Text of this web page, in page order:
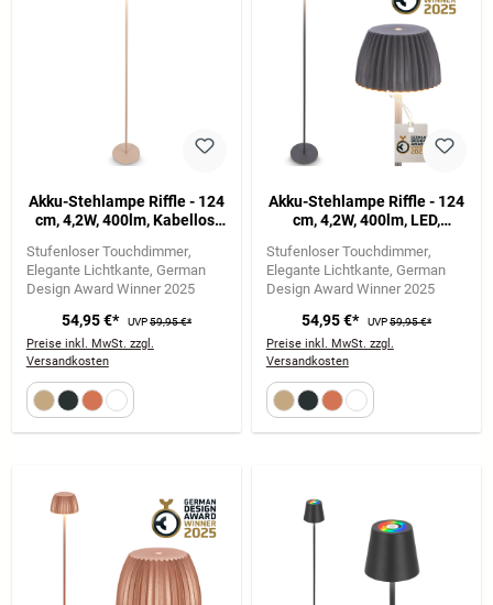
Akku-Stehlampe Riffle - 124
cm, 4,2W, 400lm, Kabellos,
Stufenloser Touchdimmer
Elegante Lichtkante German
Design Award Winner 2025
54,95 €* UVP59,95 €*
Preise inkl. MwSt. zzgl.
Versandkosten
Akku-Stehlampe Riffle - 124
cm, 4,2W, 400lm, LED,
Anthrazit
Stufenloser Touchdimmer
Elegante Lichtkante German
Design Award Winner 2025
54,95 €* UVP59,95 €*
Preise inkl. MwSt. zzgl.
Versandkosten